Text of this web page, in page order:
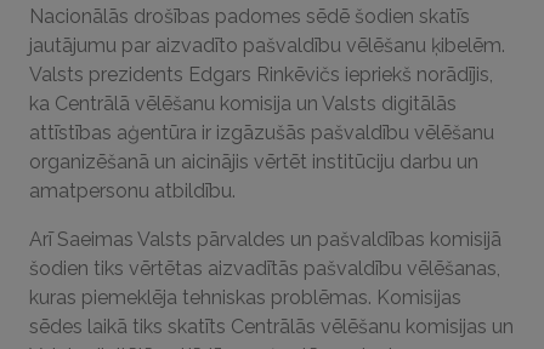
Nacionālās drošības padomes sēdē šodien skatīs
jautājumu par aizvadīto pašvaldību vēlēšanu ķibelēm.
Valsts prezidents Edgars Rinkēvičs iepriekš norādījis,
ka Centrālā vēlēšanu komisija un Valsts digitālās
attīstības aģentūra ir izgāzušās pašvaldību vēlēšanu
organizēšanā un aicinājis vērtēt institūciju darbu un
amatpersonu atbildību.
Arī Saeimas Valsts pārvaldes un pašvaldības komisijā
šodien tiks vērtētas aizvadītās pašvaldību vēlēšanas,
kuras piemeklēja tehniskas problēmas. Komisijas
sēdes laikā tiks skatīts Centrālās vēlēšanu komisijas un